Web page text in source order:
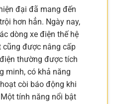
đại đã mang đến
hơn hẳn. Ngày nay,
dòng xe điện thế hệ
cũng được nâng cấp
thường được tích
minh, có khả năng
còi báo động khi
tính năng nổi bật